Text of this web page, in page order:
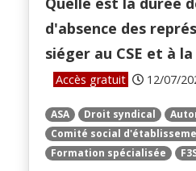
d'absence des
siéger au CSE et à la
Accès gratuit 12/07/
ASA Droit syndical
Comité social
Formation spécialisée